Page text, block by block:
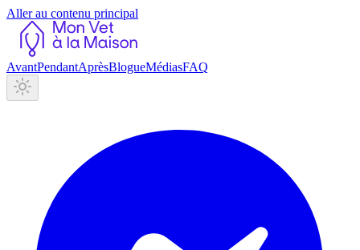
Aller au contenu principal
AvantPendantAprèsBlogueMédiasFAQ